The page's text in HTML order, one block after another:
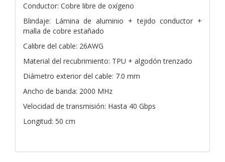
Conductor: Cobre libre de oxígeno
Blindaje: Lámina de aluminio + tejido conductor +
malla de cobre estañado
Calibre del cable: 26AWG
Material del recubrimiento: TPU + algodón trenzado
Diámetro exterior del cable: 7.0 mm
Ancho de banda: 2000 MHz
Velocidad de transmisión: Hasta 40 Gbps
Longitud: 50 cm